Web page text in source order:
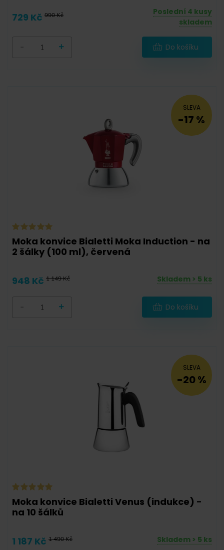
729 Kč 990 Kč
Poslední 4 kusy
skladem
+ Do košíku
SLEVA
-17 %
Moka konvice Bialetti Moka Induction - na
2 šálky (100 ml), červená
948 Kč 1 149 Kč Skladem > 5 ks
+ Do košíku
SLEVA
-20 %
Moka konvice Bialetti Venus (indukce) -
na 10 šálků
1 187 Kč 1 490 Kč Skladem > 5 ks